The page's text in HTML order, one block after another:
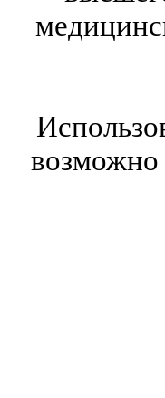
возможно